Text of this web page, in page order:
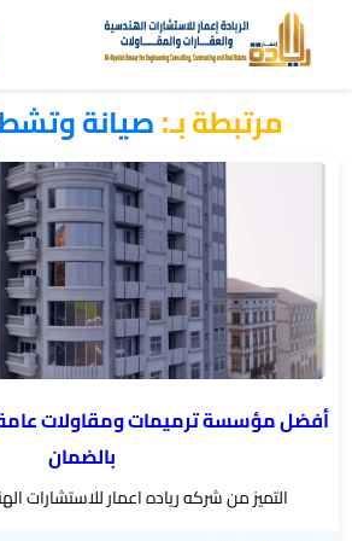
×
الرئيسية
بناء
عظم
اليمن
بناء
مرتبطة بـ:صيانة
أفضل مؤسسة ترميمات ومقاولات عامة
بالضمان
التميز من شركه رياده اعمار للاستشارات